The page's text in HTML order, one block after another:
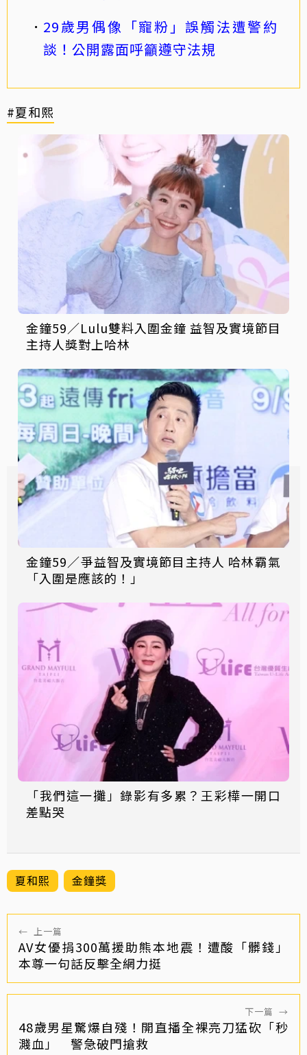
29歲男偶像「寵粉」誤觸法遭警約
談！公開露面呼籲遵守法規
#夏和熙
金鐘59／Lulu雙料入圍金鐘 益智及實境節目
主持人獎對上哈林
金鐘59／爭益智及實境節目主持人 哈林霸氣
「入圍是應該的！」
「我們這一攤」錄影有多累？王彩樺一開口
差點哭
夏和熙 金鐘獎
← 上一篇
AV女優捐300萬援助熊本地震！遭酸「髒錢」
本尊一句話反擊全網力挺
下一篇 →
48歲男星驚爆自殘！開直播全裸亮刀猛砍「秒
濺血」 警急破門搶救